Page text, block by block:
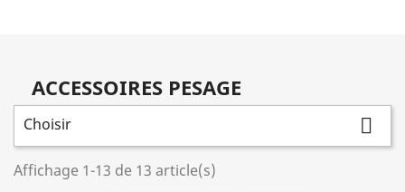
ACCESSOIRES PESAGE
Choisir 
Affichage 1-13 de 13 article(s)